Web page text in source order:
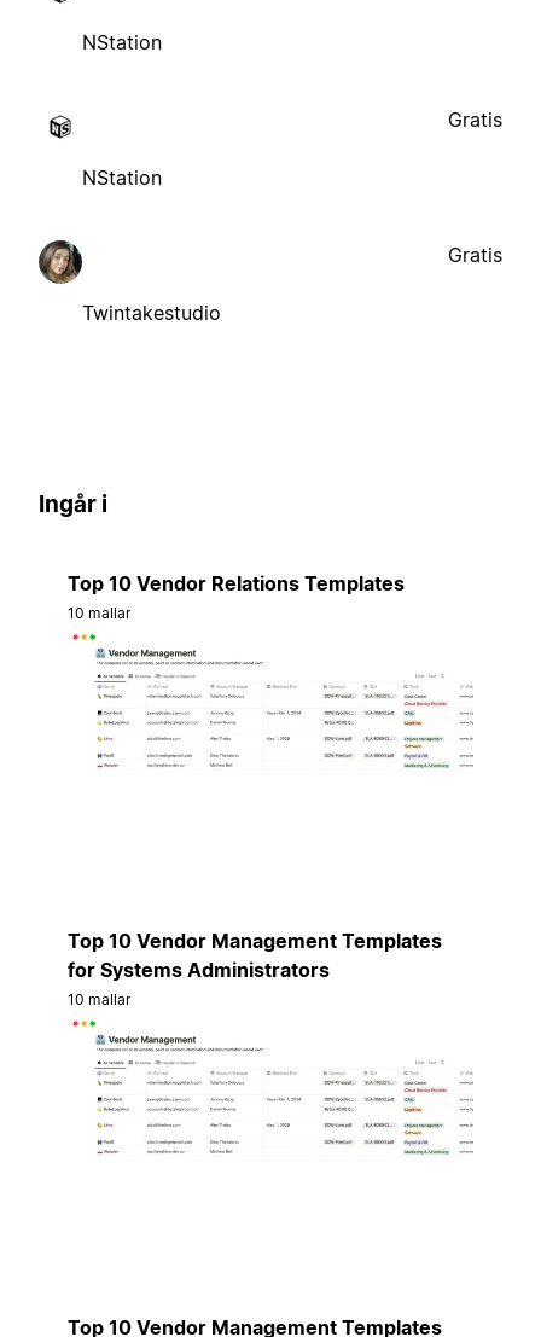
NStation
NStation
Gratis
Twintakestudio
Gratis
Ingår i
Top 10 Vendor Relations Templates
10 mallar
Top 10 Vendor Management Templates
for Systems Administrators
10 mallar
Top 10 Vendor Management Templates